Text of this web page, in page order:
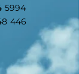
5994
446